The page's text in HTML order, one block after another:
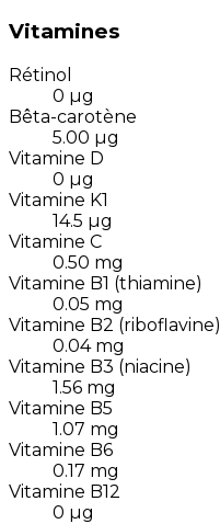
Vitamines
Rétinol
0 µg
Bêta-carotène
5.00 µg
Vitamine D
0 µg
Vitamine K1
14.5 µg
Vitamine C
0.50 mg
Vitamine B1 (thiamine)
0.05 mg
Vitamine B2 (riboflavine)
0.04 mg
Vitamine B3 (niacine)
1.56 mg
Vitamine B5
1.07 mg
Vitamine B6
0.17 mg
Vitamine B12
0 µg